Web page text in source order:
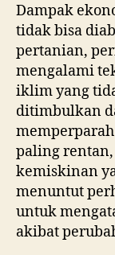
Dampak
tidak bisa
pertanian,
mengalami
iklim yang
ditimbulkan
paling
kemiskinan
menuntut
untuk
akibat